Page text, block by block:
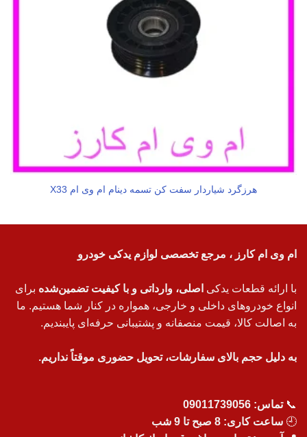
هرزگرد شیاردار سفت کن تسمه دینام ام وی ام X33
ام وی ام کارز ، مرجع تخصصی لوازم یدکی خودرو
با ارائه قطعات یدکی اصلی، وارداتی و با کیفیت تضمین‌شده برای
انواع خودروهای داخلی و خارجی، همواره در کنار شما هستیم. ما
به اصالت کالا، قیمت منصفانه و پشتیبانی حرفه‌ای پایبندیم.
به دلیل حجم بالای سفارشات، تحویل حضوری موقتاً نداریم.
📞تماس: 09011739056
🕘 ساعت کاری: 8 صبح تا 9 شب